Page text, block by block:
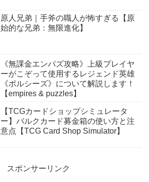
原人兄弟｜手斧の職人が怖すぎる【原
始的な兄弟：無限進化】
《無課金エンパズ攻略》上級プレイヤ
ーがこぞって使用するレジェンド英雄
《ポルシーズ》について解説します！
【empires & puzzles】
【TCGカードショップシミュレータ
ー】バルクカード募金箱の使い方と注
意点【TCG Card Shop Simulator】
スポンサーリンク